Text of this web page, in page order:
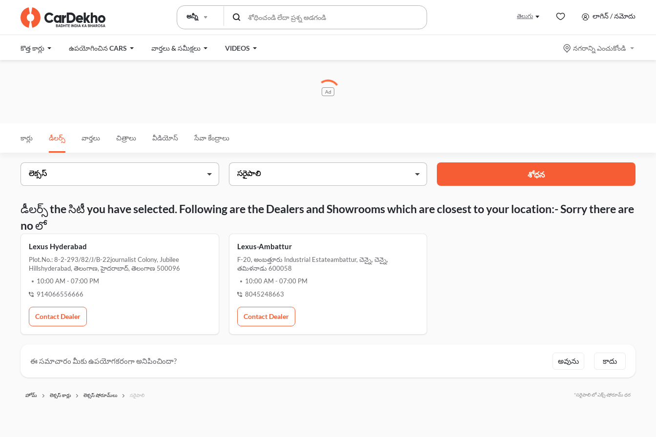
అన్నీ తెలుగు లాగిన్ / నమోదు
కొత్త కార్లు ఉపయోగించిన CARS వార్తలు & సమీక్షలు VIDEOS నగరాన్ని ఎంచుకోండి
Ad
కార్లు డీలర్స్ వార్తలు చిత్రాలు వీడియోస్ సేవా కేంద్రాలు
శోధన
డీలర్స్ the సిటీ you have selected. Following are the Dealers and Showrooms which are closest to your location:- Sorry there are
no లో
Lexus Hyderabad
Plot.no.: 8-2-293/82/j/b-22journalist Colony, Jubilee
Hillshyderabad, తెలంగాణ, హైదరాబాద్, తెలంగాణ 500096
10:00 AM - 07:00 PM
914066556666
Contact Dealer
Lexus-Ambattur
F-20, అంబత్తూరు Industrial Estateambattur, చెన్నై, చెన్నై,
తమిళనాడు 600058
10:00 AM - 07:00 PM
8045248663
Contact Dealer
ఈ సమాచారం మీకు ఉపయోగకరంగా అనిపించిందా? అవును కాదు
హోమ్ లెక్సస్ కార్లు లెక్సస్ షోరూమ్‌లు సరైపాలి *సరైపాలి లో ఎక్స్-షోరూమ్ ధర